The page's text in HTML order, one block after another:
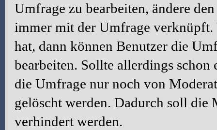
Umfrage zu bearbeiten, ändere
immer mit der Umfrage verknüpft.
hat, dann können Benutzer die
bearbeiten. Sollte allerdings schon
die Umfrage nur noch von
gelöscht werden. Dadurch soll
verhindert werden.